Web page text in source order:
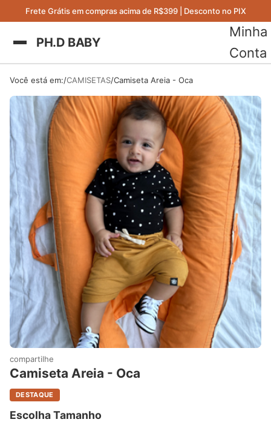
Frete Grátis em compras acima de R$399 | Desconto no PIX
PH.D BABY
Minha
Conta
Você está em: CAMISETAS Camiseta Areia - Oca
compartilhe
Camiseta Areia - Oca
DESTAQUE
Escolha Tamanho
NOVIDADE
DESTAQUE
NOVIDADE
DESTAQUE